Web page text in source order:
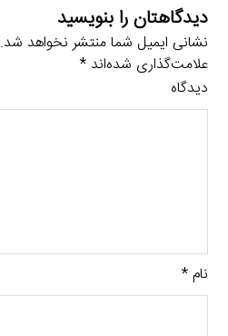
دیدگاهتان را بنویسید
نشانی ایمیل شما منتشر نخواهد شد.
علامت‌گذاری شده‌اند*
دیدگاه
نام*